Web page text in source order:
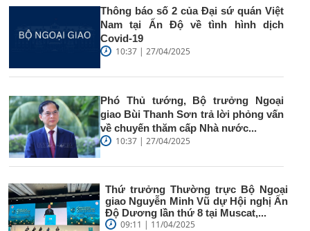
Thông báo số 2 của Đại sứ quán Việt
Nam tại Ấn Độ về tình hình dịch
Covid-19
10:37 | 27/04/2025
Phó Thủ tướng, Bộ trưởng Ngoại
giao Bùi Thanh Sơn trả lời phỏng vấn
về chuyến thăm cấp Nhà nước...
10:37 | 27/04/2025
Thứ trưởng Thường trực Bộ Ngoại
giao Nguyễn Minh Vũ dự Hội nghị Ấn
Độ Dương lần thứ 8 tại Muscat,...
09:11 | 11/04/2025